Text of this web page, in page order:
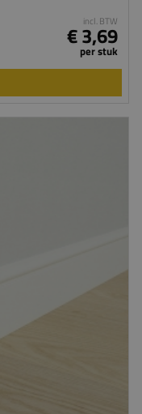
incl. BTW
€ 3,69
per stuk